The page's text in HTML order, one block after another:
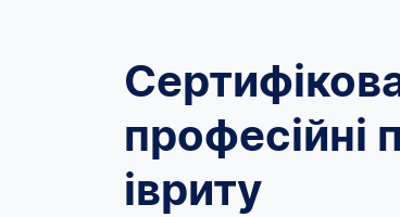
професійні
івриту